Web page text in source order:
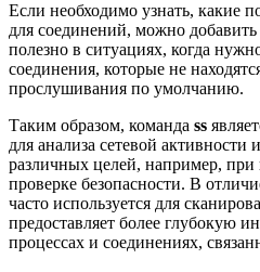
Если необходимо узнать, какие
для соединений, можно добавить
полезно в ситуациях, когда
соединения, которые не
прослушивания по умолчанию.
Таким образом, команда ss
для анализа сетевой активности
различных целей, например, при
проверке безопасности. В
часто используется для
предоставляет более глубокую
процессах и соединениях,